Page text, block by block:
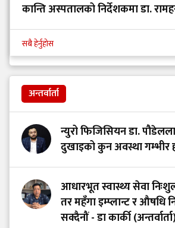
कान्ति अस्पतालको निर्देशकमा डा.
सबै हेर्नुहोस
अन्तर्वार्ता
न्युरो फिजिसियन डा.
दुखाइको कुन अवस्था गम्भीर
आधारभूत स्वास्थ्य सेवा
तर महँगा इम्प्लान्ट र औषधि
सक्दैनौं - डा कार्की